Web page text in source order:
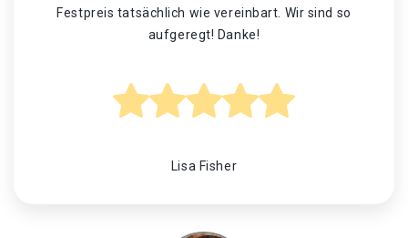
Festpreis tatsächlich wie vereinbart. Wir sind so
aufgeregt! Danke!
Lisa Fisher